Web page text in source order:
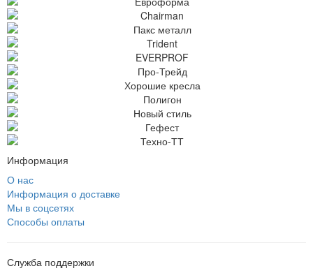
Информация
О нас
Информация о доставке
Мы в соцсетях
Способы оплаты
Служба поддержки